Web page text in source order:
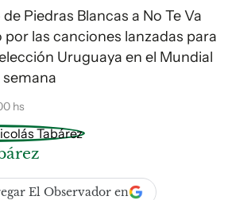
Piedras Blancas a No Te Va
por las canciones lanzadas para
Uruguaya en el Mundial
hs
El Observador en